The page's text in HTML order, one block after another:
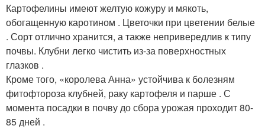
Картофелины имеют желтую кожуру и мякоть,
обогащенную каротином . Цветочки при цветении белые
. Сорт отлично хранится, а также непривередлив к типу
почвы. Клубни легко чистить из-за поверхностных
глазков .
Кроме того, «королева Анна» устойчива к болезням
фитофтороза клубней, раку картофеля и парше . С
момента посадки в почву до сбора урожая проходит 80-
85 дней .